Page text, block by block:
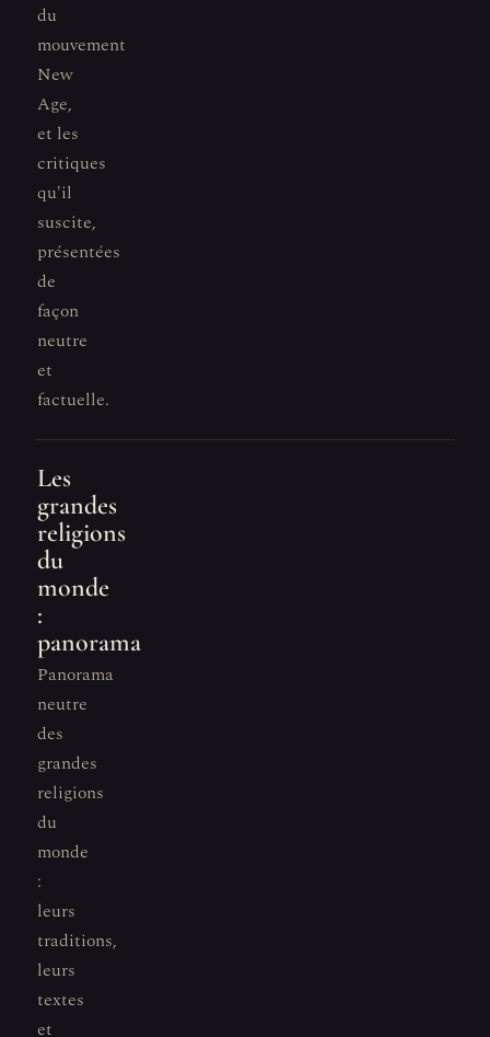
du
mouvement
New
Age,
et les
critiques
qu'il
suscite,
présentées
de
façon
neutre
et
factuelle.
Les
grandes
religions
du
monde
:
panorama
Panorama
neutre
des
grandes
religions
du
monde
:
leurs
traditions,
leurs
textes
et